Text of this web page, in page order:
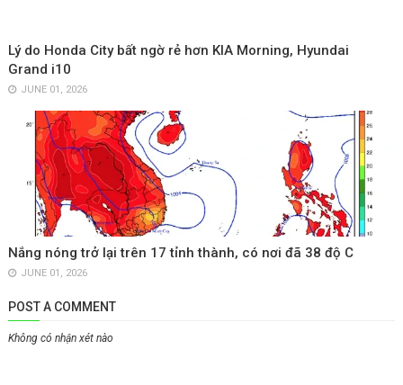
Lý do Honda City bất ngờ rẻ hơn KIA Morning, Hyundai
Grand i10
JUNE 01, 2026
Nắng nóng trở lại trên 17 tỉnh thành, có nơi đã 38 độ C
JUNE 01, 2026
POST A COMMENT
Không có nhận xét nào